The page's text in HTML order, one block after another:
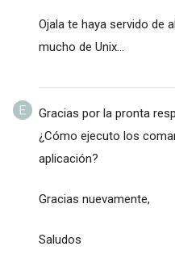
Ojala te haya servido de
mucho de Unix...
Gracias por la pronta
¿Cómo ejecuto los
aplicación?
Gracias nuevamente,
Saludos